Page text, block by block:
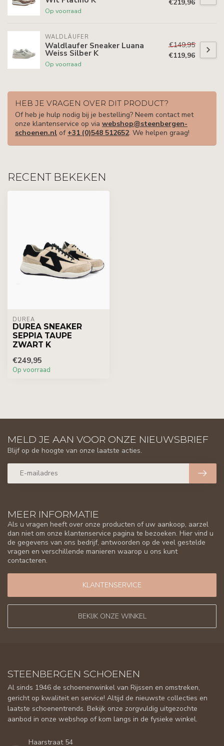
Op voorraad
€219,96
WALDLÄUFER
Waldlaufer Sneaker Luana
Weiss Silber K
Op voorraad
€149,95
€119,96
HEB JE VRAGEN OVER DIT PRODUCT?
Of heb je hulp nodig bij je bestelling? Neem contact met
onze klantenservice op via webshop@steenbergen-
schoenen.nl of +31 (0)548 512652. We helpen graag!
RECENT BEKEKEN
DUREA
DUREA SNEAKER
SEPPIA TAUPE
ZWART K
€249,95
Op voorraad
MEER INFORMATIE
Als u vragen heeft over onze producten of uw aankoop, aarzel
dan niet om onze klantenservice pagina te bezoeken. Hier vind u
de gegevens van ons bedrijf, antwoorden op de veel gestelde
vragen en verschillende manieren waarop u ons kunt
contacteren.
KLANTENSERVICE
BEKIJK ONZE WINKEL
MELD JE AAN VOOR ONZE NIEUWSBRIEF
Blijf op de hoogte van onze laatste acties.
STEENBERGEN SCHOENEN
Al sinds 1946 de schoenenwinkel van Rijssen en omstreken,
gericht op kwaliteit en service! Altijd de nieuwste collecties en
laatste schoenentrends. Bekijk onze zorgvuldig uitgezochte
aanbod in onze webshop of kom langs in de fysieke winkel.
Haarstraat 54